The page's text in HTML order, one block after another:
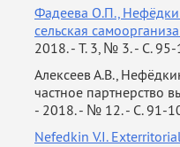
Фадеева О.П.,
сельская
2018. - Т. 3, № 3. - С.
Алексеев А.В.,
частное партнерство
- 2018. - № 12. - С. 91-
Nefedkin V.I.